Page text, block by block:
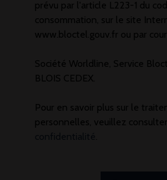
prévu par l'article L223-1 du
consommation, sur le site
www.bloctel.gouv.fr ou par
Société Worldline, Service
BLOIS CEDEX.
Pour en savoir plus sur le
personnelles, veuillez
.